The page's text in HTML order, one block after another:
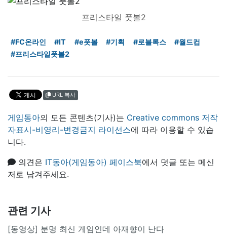
프리스타일 풋볼2
#FC온라인 #IT #e풋볼 #기획 #로블록스
#월드컵
#프리스타일풋볼2
URL 복사
게임동아의 모든 콘텐츠(기사)는 Creative commons 저작
자표시-비영리-변경금지 라이선스에 따라 이용할 수 있습
니다.
의견은 IT동아(게임동아) 페이스북에서 덧글 또는 메신
저로 남겨주세요.
관련 기사
[동영상] 분명 최신 게임인데 아재향이 난다